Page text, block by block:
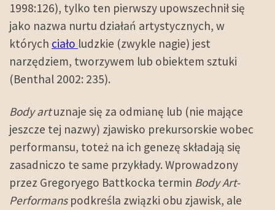
1998:126), tylko ten pierwszy upowszechnił się
jako nazwa nurtu działań artystycznych, w
których ciało ludzkie (zwykle nagie) jest
narzędziem, tworzywem lub obiektem sztuki
(Benthal 2002: 235).
Body artuznaje się za odmianę lub (nie mające
jeszcze tej nazwy) zjawisko prekursorskie wobec
performansu, toteż na ich genezę składają się
zasadniczo te same przykłady. Wprowadzony
przez Gregoryego Battkocka termin Body Art-
Performanspodkreśla związki obu zjawisk, ale